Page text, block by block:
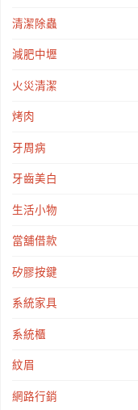
清潔除蟲
減肥中壢
火災清潔
烤肉
牙周病
牙齒美白
生活小物
當舖借款
矽膠按鍵
系統家具
系統櫃
紋眉
網路行銷